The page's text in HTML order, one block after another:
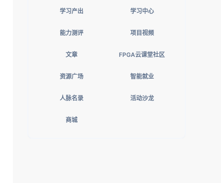
学习产出 学习中心
能力测评 项目视频
文章 FPGA云课堂社区
资源广场 智能就业
人脉名录 活动沙龙
商城